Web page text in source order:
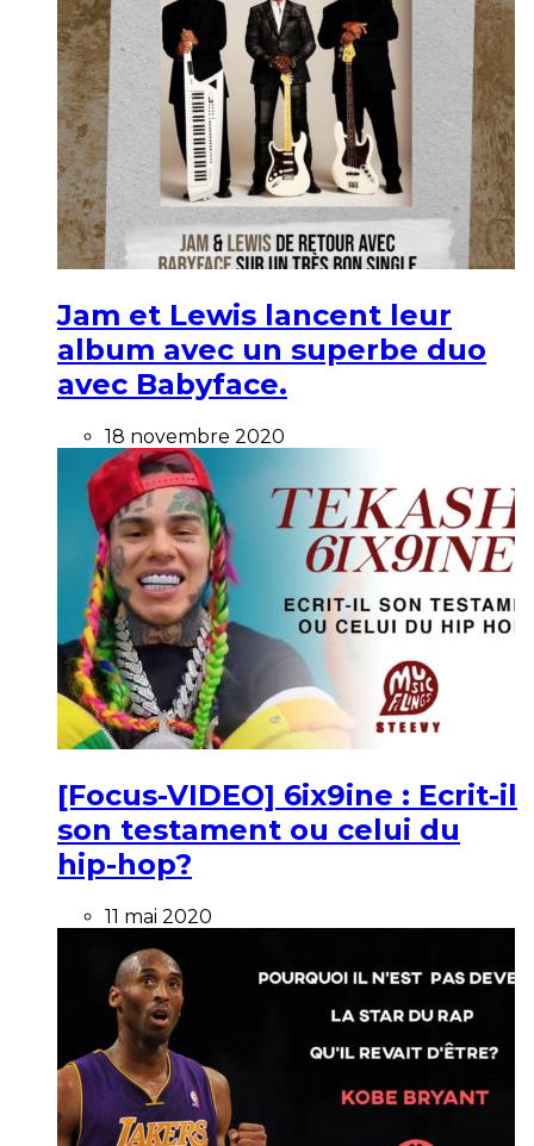
Jam et Lewis lancent leur
album avec un superbe duo
avec Babyface.
18 novembre 2020
[Focus-VIDEO] 6ix9ine : Ecrit-il
son testament ou celui du
hip-hop?
11 mai 2020